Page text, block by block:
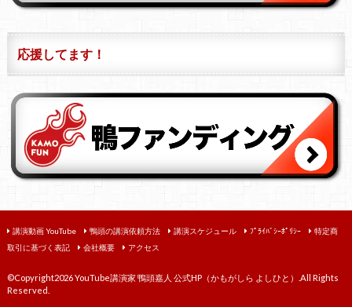
応援してます！
講演動画 YouTube 鴨頭の講演依頼方法 講演スケジュール ﾌﾟﾗｲﾊﾞｼｰﾎﾟﾘｼｰ
特定商
取引に基づく表記
会社概要 アクセス
©Copyright2026YouTube講演家 鴨頭嘉人 公式HP（かもがしら よしひと）
.All Rights
Reserved.